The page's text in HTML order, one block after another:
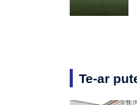
Te-ar